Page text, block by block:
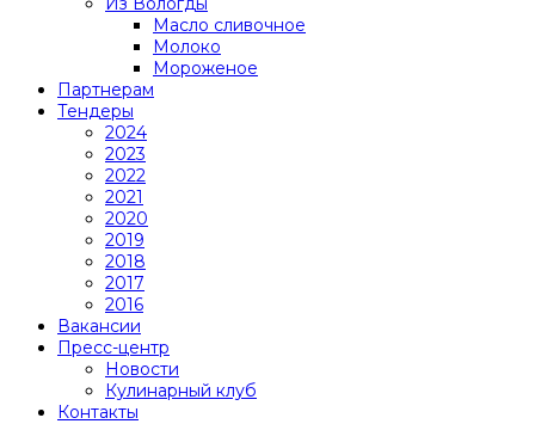
Масло сливочное
Молоко
Мороженое
Партнерам
Тендеры
2024
2023
2022
2021
2020
2019
2018
2017
2016
Вакансии
Пресс-центр
Новости
Кулинарный клуб
Контакты